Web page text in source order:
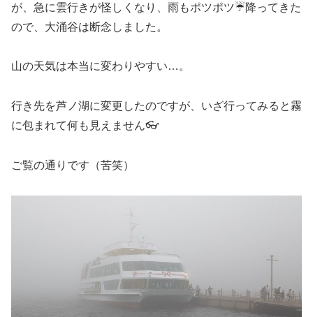
が、急に雲行きが怪しくなり、雨もポツポツ☔降ってきた
ので、大涌谷は断念しました。
山の天気は本当に変わりやすい…。
行き先を芦ノ湖に変更したのですが、いざ行ってみると霧
に包まれて何も見えません👓
ご覧の通りです（苦笑）